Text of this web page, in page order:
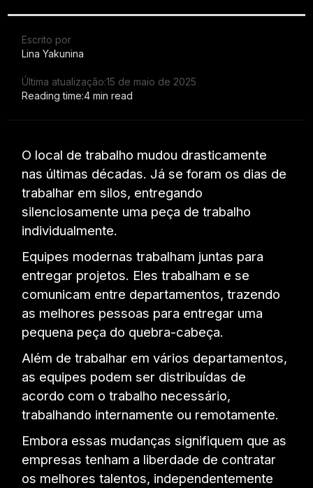
Escrito por
Lina Yakunina
Última atualização:15 de maio de 2025
Reading time:4 min read
O local de trabalho mudou drasticamente
nas últimas décadas. Já se foram os dias de
trabalhar em silos, entregando
silenciosamente uma peça de trabalho
individualmente.
Equipes modernas trabalham juntas para
entregar projetos. Eles trabalham e se
comunicam entre departamentos, trazendo
as melhores pessoas para entregar uma
pequena peça do quebra-cabeça.
Além de trabalhar em vários departamentos,
as equipes podem ser distribuídas de
acordo com o trabalho necessário,
trabalhando internamente ou remotamente.
Embora essas mudanças signifiquem que as
empresas tenham a liberdade de contratar
os melhores talentos, independentemente